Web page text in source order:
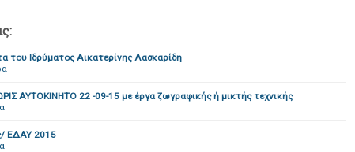
του Ιδρύματος Αικατερίνης Λασκαρίδη
ΑΥΤΟΚΙΝΗΤΟ 22 -09-15 με έργα ζωγραφικής ή μικτής τεχνικής
ΕΔΑΥ 2015